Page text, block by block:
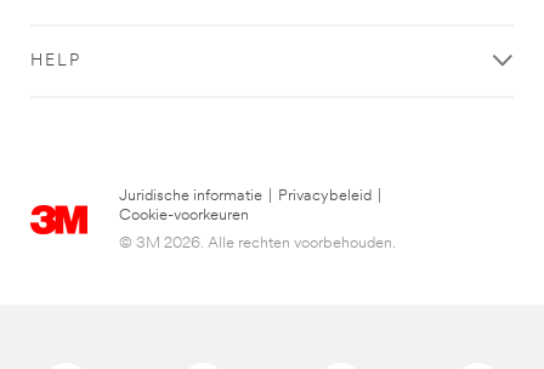
HELP
Juridische informatie Privacybeleid
Cookie-voorkeuren
© 3M 2026. Alle rechten voorbehouden.